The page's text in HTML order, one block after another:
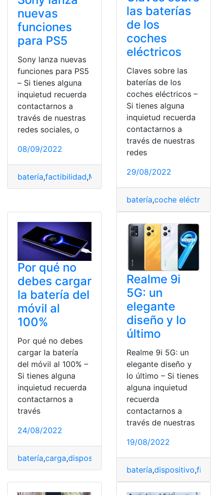
nuevas
funciones
para PS5
Sony lanza nuevas
funciones para PS5
– Si tienes alguna
inquietud recuerda
contactarnos a
través de nuestras
redes sociales, o
08/09/2022
batería,factibilidad,Modelo Número,Precio
las baterías
de los
coches
eléctricos
Claves sobre las
baterías de los
coches eléctricos –
Si tienes alguna
inquietud recuerda
contactarnos a
través de nuestras
redes
29/08/2022
batería,coche eléctrico
Por qué no
debes cargar
la batería del
móvil al
100%
Por qué no debes
cargar la batería
del móvil al 100% –
Si tienes alguna
inquietud recuerda
contactarnos a
través
24/08/2022
batería,carga,dispositivo memoria,Seguridad
Realme 9i
5G: un
elegante
diseño y lo
último
Realme 9i 5G: un
elegante diseño y
lo último – Si tienes
alguna inquietud
recuerda
contactarnos a
través de nuestras
19/08/2022
batería,dispositivo,ficha